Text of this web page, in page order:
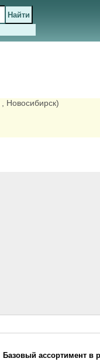
, Новосибирск)
Базовый ассортимент в